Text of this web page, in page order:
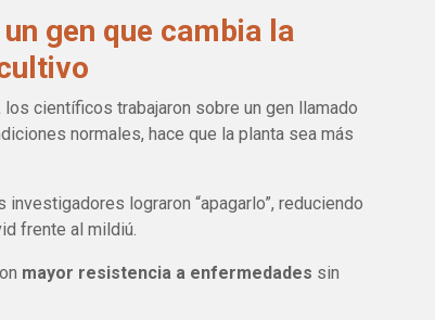
gen que cambia la
científicos trabajaron sobre un gen llamado
normales, hace que la planta sea más
investigadores lograron “apagarlo”, reduciendo
frente al mildiú.
mayor resistencia a enfermedades sin